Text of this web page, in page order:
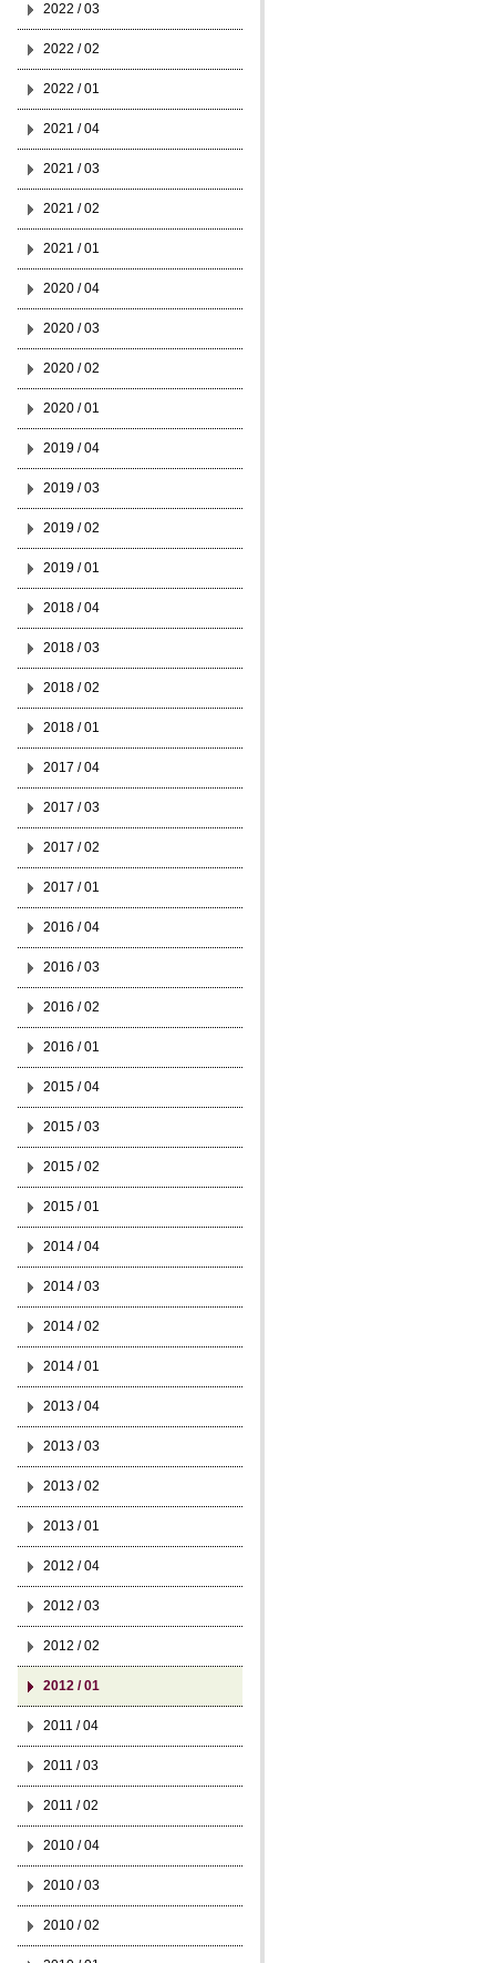
2022 / 03
2022 / 02
2022 / 01
2021 / 04
2021 / 03
2021 / 02
2021 / 01
2020 / 04
2020 / 03
2020 / 02
2020 / 01
2019 / 04
2019 / 03
2019 / 02
2019 / 01
2018 / 04
2018 / 03
2018 / 02
2018 / 01
2017 / 04
2017 / 03
2017 / 02
2017 / 01
2016 / 04
2016 / 03
2016 / 02
2016 / 01
2015 / 04
2015 / 03
2015 / 02
2015 / 01
2014 / 04
2014 / 03
2014 / 02
2014 / 01
2013 / 04
2013 / 03
2013 / 02
2013 / 01
2012 / 04
2012 / 03
2012 / 02
2012 / 01
2011 / 04
2011 / 03
2011 / 02
2010 / 04
2010 / 03
2010 / 02